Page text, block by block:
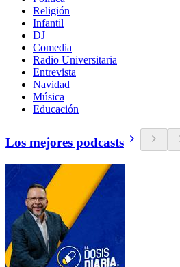
Religión
Infantil
DJ
Comedia
Radio Universitaria
Entrevista
Navidad
Música
Educación
Los mejores podcasts